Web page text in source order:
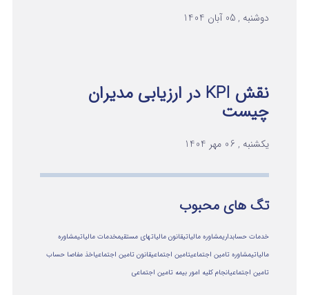
دوشنبه , 05 آبان 1404
نقش KPI در ارزیابی مدیران
چیست
یکشنبه , 06 مهر 1404
تگ های محبوب
خدمات حسابداریمشاوره مالیاتیقانون مالیاتهای مستقیمخدمات مالیاتیمشاوره
مالياتيمشاوره تامین اجتماعیتامین اجتماعیقانون تامین اجتماعیاخذ مفاصا حساب
تامین اجتماعیانجام کلیه امور بیمه تامین اجتماعی